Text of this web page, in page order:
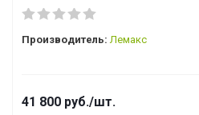
Производитель: Лемакс
41 800 руб./шт.